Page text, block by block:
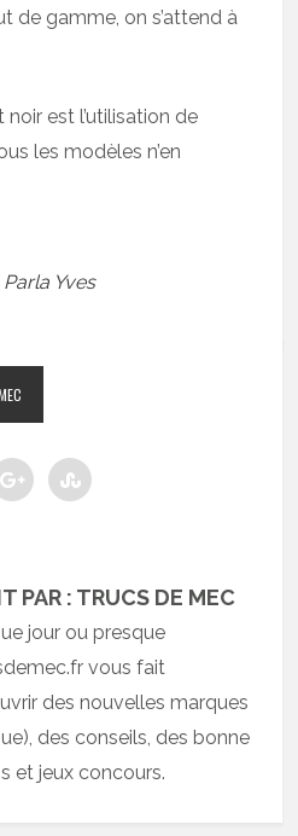
de gamme, on s’attend à
est l’utilisation de
les modèles n’en
Yves
PAR : TRUCS DE MEC
jour ou presque
vous fait
des nouvelles marques
des conseils, des bonne
et jeux concours.